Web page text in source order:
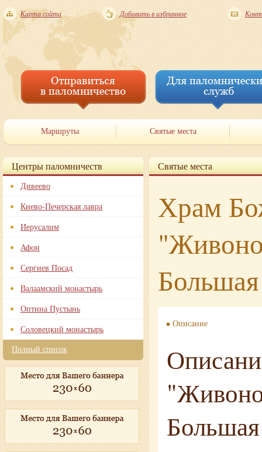
Карта сайта Добавить в избранное
Маршруты Святые места
Центры паломничеств
Дивеево
Киево-Печерская лавра
Иерусалим
Афон
Сергиев Посад
Валаамский монастырь
Оптина Пустынь
Соловецкий монастырь
Полный список
Святые места
Храм
Описание